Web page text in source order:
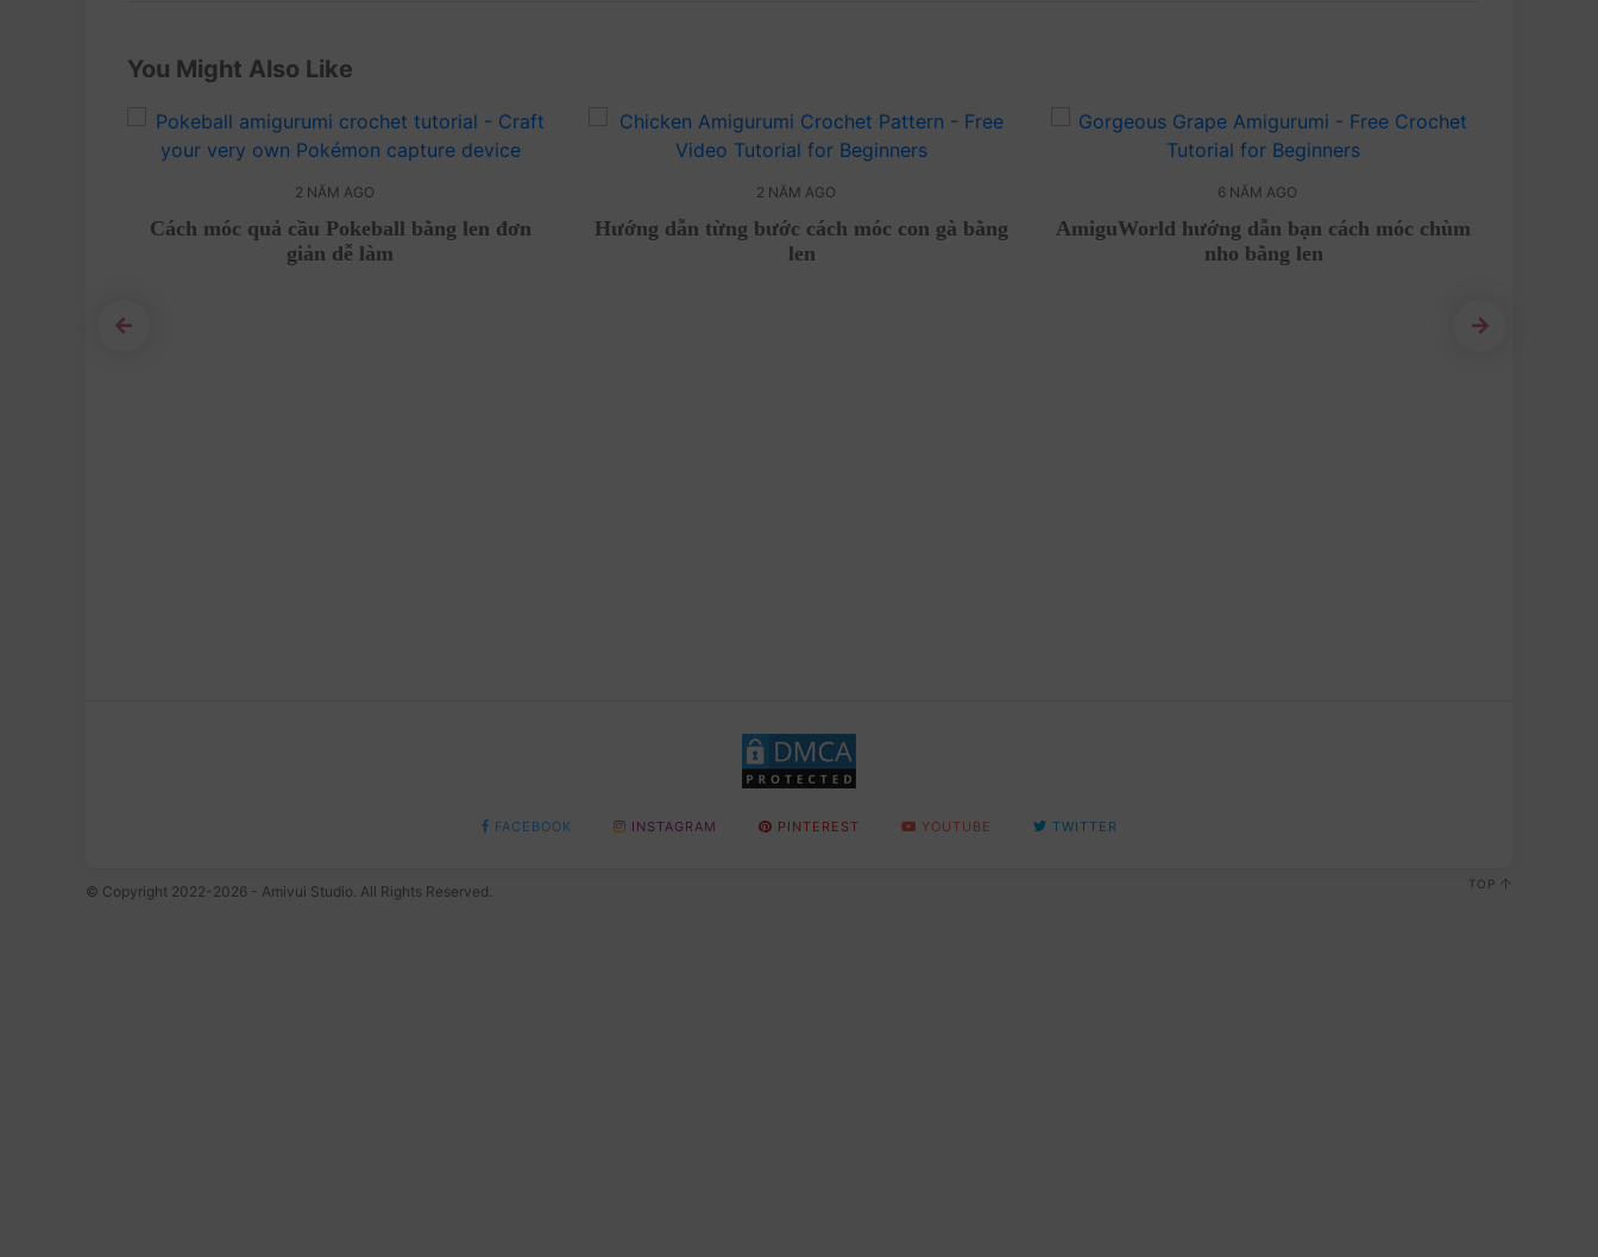
You Might Also Like
2 NĂM AGO
Cách móc quả cầu Pokeball bằng len đơn
giản dễ làm
2 NĂM AGO
Hướng dẫn từng bước cách móc con gà bằng
len
6 NĂM AGO
AmiguWorld hướng dẫn bạn cách móc chùm
nho bằng len
FACEBOOK INSTAGRAM PINTEREST YOUTUBE TWITTER
© Copyright 2022-2026 - Amivui Studio. All Rights Reserved. TOP